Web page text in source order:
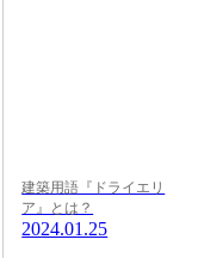
建築用語『ドライエリ
ア』とは？
2024.01.25